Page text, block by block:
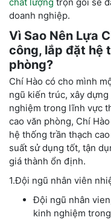
chất lượng trọn gói sẽ
doanh nghiệp.
Vì Sao Nên Lựa
công, lắp đặt hệ
phòng?
Chí Hào có cho mình
ngũ kiến trúc, xây
nghiệm trong lĩnh vực
cao văn phòng, Chí
hệ thống trần thạch
suất sử dụng tốt, tận
giá thành ổn định.
1.Đội ngũ nhân viên
Đội ngũ nhân
kinh nghiệm